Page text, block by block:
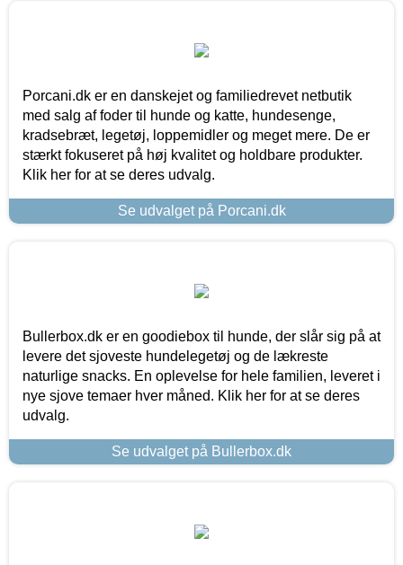
Porcani.dk er en danskejet og familiedrevet netbutik
med salg af foder til hunde og katte, hundesenge,
kradsebræt, legetøj, loppemidler og meget mere. De er
stærkt fokuseret på høj kvalitet og holdbare produkter.
Klik her for at se deres udvalg.
Se udvalget på Porcani.dk
Bullerbox.dk er en goodiebox til hunde, der slår sig på at
levere det sjoveste hundelegetøj og de lækreste
naturlige snacks. En oplevelse for hele familien, leveret i
nye sjove temaer hver måned. Klik her for at se deres
udvalg.
Se udvalget på Bullerbox.dk